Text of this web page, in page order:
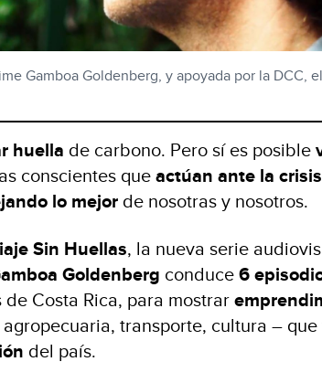
Gamboa Goldenberg, y apoyada por la DCC,
huella de carbono. Pero sí es posible
conscientes queactúan ante la crisis
lo mejor de nosotras y nosotros.
Sin Huellas, la nueva serie
Goldenberg conduce6
Costa Rica, para mostrar
transporte, cultura – que
del país.